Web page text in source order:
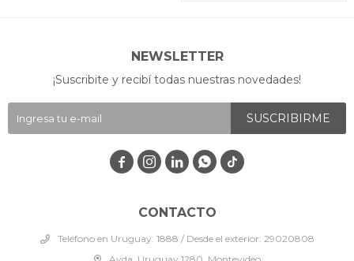
CONTACTO
Teléfono en Uruguay: 1888 / Desde el exterior: 29020808
NEWSLETTER
¡Suscribite y recibí todas nuestras novedades!
SUSCRIBIRME
   